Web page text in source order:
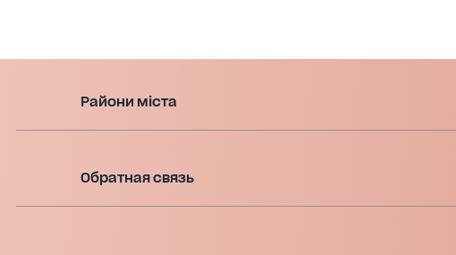
Райони міста
Обратная связь